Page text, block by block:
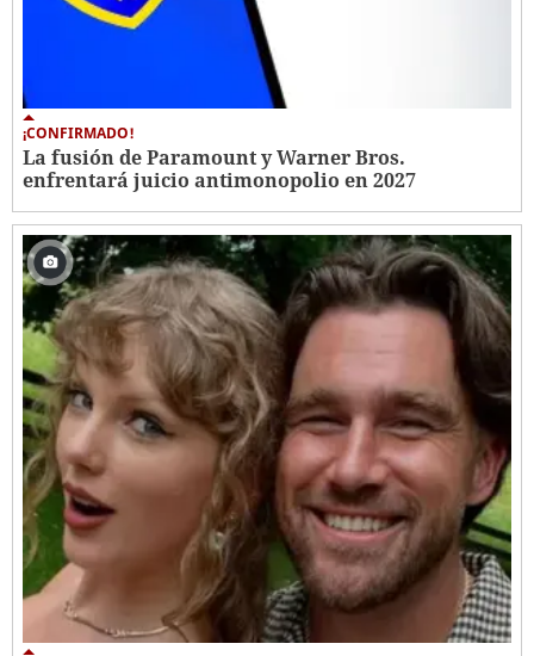
¡CONFIRMADO!
La fusión de Paramount y Warner Bros.
enfrentará juicio antimonopolio en 2027